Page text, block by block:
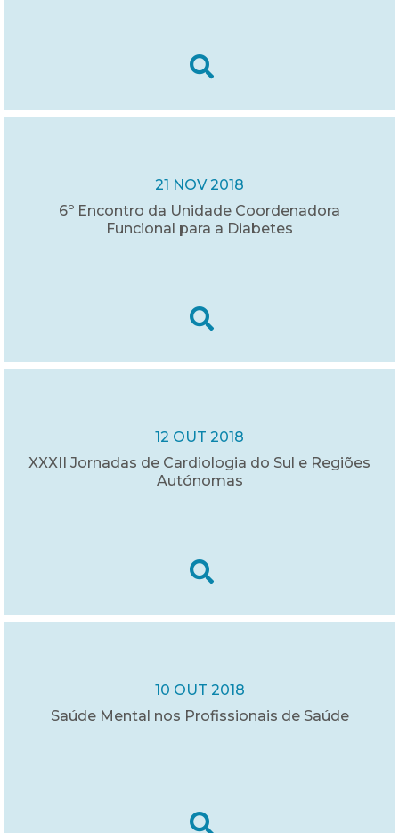
21 NOV 2018
6º Encontro da Unidade Coordenadora
Funcional para a Diabetes
12 OUT 2018
XXXII Jornadas de Cardiologia do Sul e Regiões
Autónomas
10 OUT 2018
Saúde Mental nos Profissionais de Saúde